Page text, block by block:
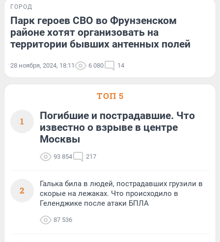
ГОРОД
Парк героев СВО во Фрунзенском
районе хотят организовать на
территории бывших антенных полей
28 ноября, 2024, 18:11 6 080 14
ТОП 5
1
Погибшие и пострадавшие. Что
известно о взрыве в центре
Москвы
93 854 217
2
Галька била в людей, пострадавших грузили в
скорые на лежаках. Что происходило в
Геленджике после атаки БПЛА
87 536